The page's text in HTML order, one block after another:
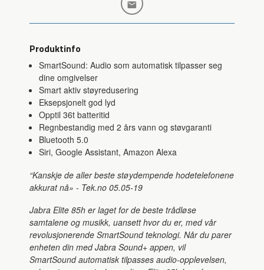
Produktinfo
SmartSound: Audio som automatisk tilpasser seg
dine omgivelser
Smart aktiv støyredusering
Eksepsjonelt god lyd
Opptil 36t batteritid
Regnbestandig med 2 års vann og støvgaranti
Bluetooth 5.0
Siri, Google Assistant, Amazon Alexa
“Kanskje de aller beste støydempende hodetelefonene
akkurat nå» - Tek.no 05.05-19
Jabra Elite 85h er laget for de beste trådløse
samtalene og musikk, uansett hvor du er, med vår
revolusjonerende SmartSound teknologi. Når du parer
enheten din med Jabra Sound+ appen, vil
SmartSound automatisk tilpasses audio-opplevelsen,